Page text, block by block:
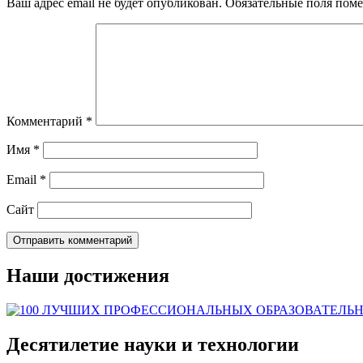
Ваш адрес email не будет опубликован. Обязательные поля
Комментарий *
Имя *
Email *
Сайт
Наши достижения
Десятилетие науки и технологии